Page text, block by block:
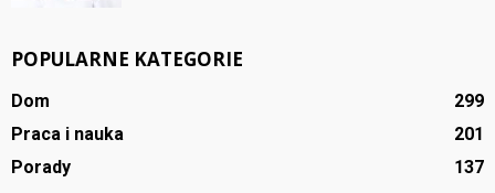
POPULARNE KATEGORIE
Dom
299
Praca i nauka
201
Porady
137